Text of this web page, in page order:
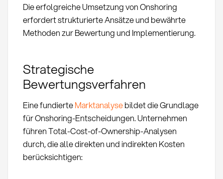
Die erfolgreiche Umsetzung von Onshoring
erfordert strukturierte Ansätze und bewährte
Methoden zur Bewertung und Implementierung.
Strategische
Bewertungsverfahren
Eine fundierteMarktanalysebildet die Grundlage
für Onshoring-Entscheidungen. Unternehmen
führen Total-Cost-of-Ownership-Analysen
durch, die alle direkten und indirekten Kosten
berücksichtigen: